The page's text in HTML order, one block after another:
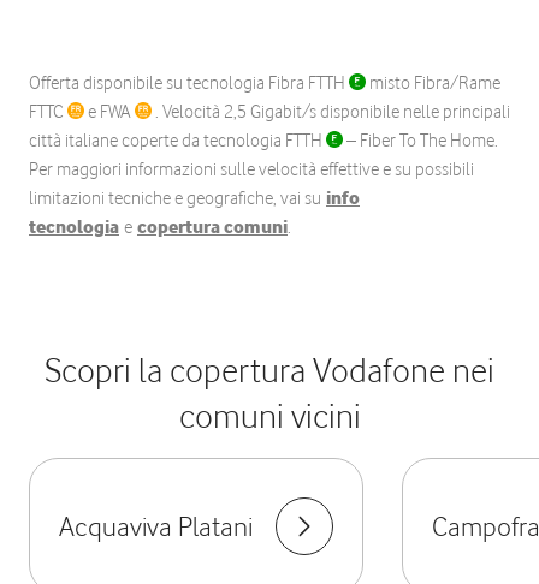
Offerta disponibile su tecnologia Fibra FTTH
misto Fibra/Rame
FTTC
e FWA
. Velocità 2,5 Gigabit/s disponibile nelle principali
città italiane coperte da tecnologia FTTH
– Fiber To The Home.
Per maggiori informazioni sulle velocità effettive e su possibili
limitazioni tecniche e geografiche, vai su info
tecnologia e copertura comuni.
Scopri la copertura Vodafone nei
comuni vicini
Acquaviva Platani